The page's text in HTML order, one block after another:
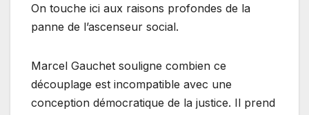
On touche ici aux raisons profondes de la
panne de l’ascenseur social.
Marcel Gauchet souligne combien ce
découplage est incompatible avec une
conception démocratique de la justice. Il prend